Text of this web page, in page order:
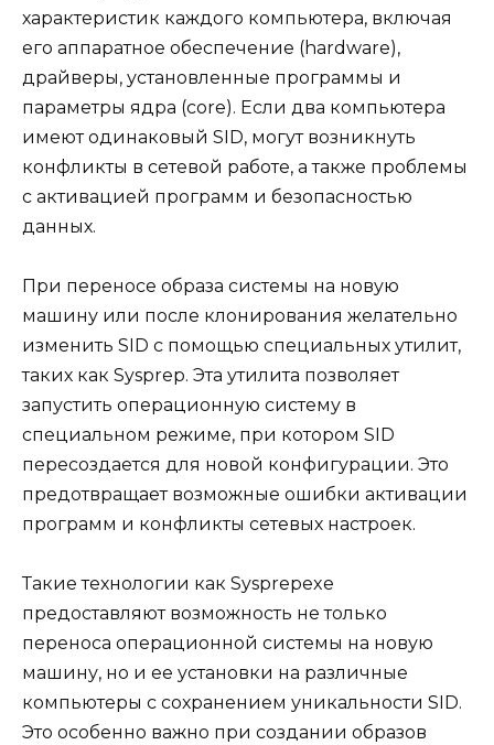
характеристик каждого компьютера, включая
его аппаратное обеспечение (hardware),
драйверы, установленные программы и
параметры ядра (core). Если два компьютера
имеют одинаковый SID, могут возникнуть
конфликты в сетевой работе, а также проблемы
с активацией программ и безопасностью
данных.
При переносе образа системы на новую
машину или после клонирования желательно
изменить SID с помощью специальных утилит,
таких как Sysprep. Эта утилита позволяет
запустить операционную систему в
специальном режиме, при котором SID
пересоздается для новой конфигурации. Это
предотвращает возможные ошибки активации
программ и конфликты сетевых настроек.
Такие технологии как Sysprepexe
предоставляют возможность не только
переноса операционной системы на новую
машину, но и ее установки на различные
компьютеры с сохранением уникальности SID.
Это особенно важно при создании образов